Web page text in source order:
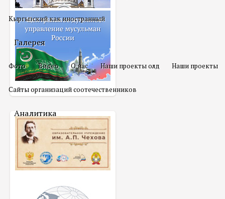
Кыргызский как иностранный
Галерея
Фото Видео О нас Наши проекты олд Наши проекты
Сайты организаций соотечественников
Аналитика